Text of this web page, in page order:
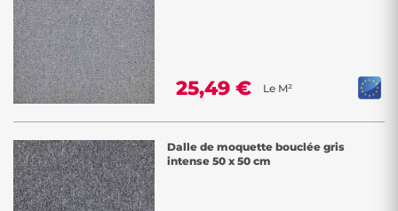
25,49 € Le M²
Dalle de moquette bouclée gris
intense 50 x 50 cm